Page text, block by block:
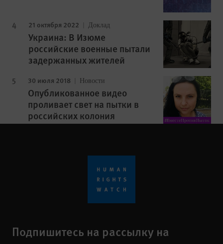
21 октября 2022 Доклад
Украина: В Изюме
российские военные пытали
задержанных жителей
30 июля 2018 Новости
Опубликованное видео
проливает свет на пытки в
российских колония
Подпишитесь на рассылку на